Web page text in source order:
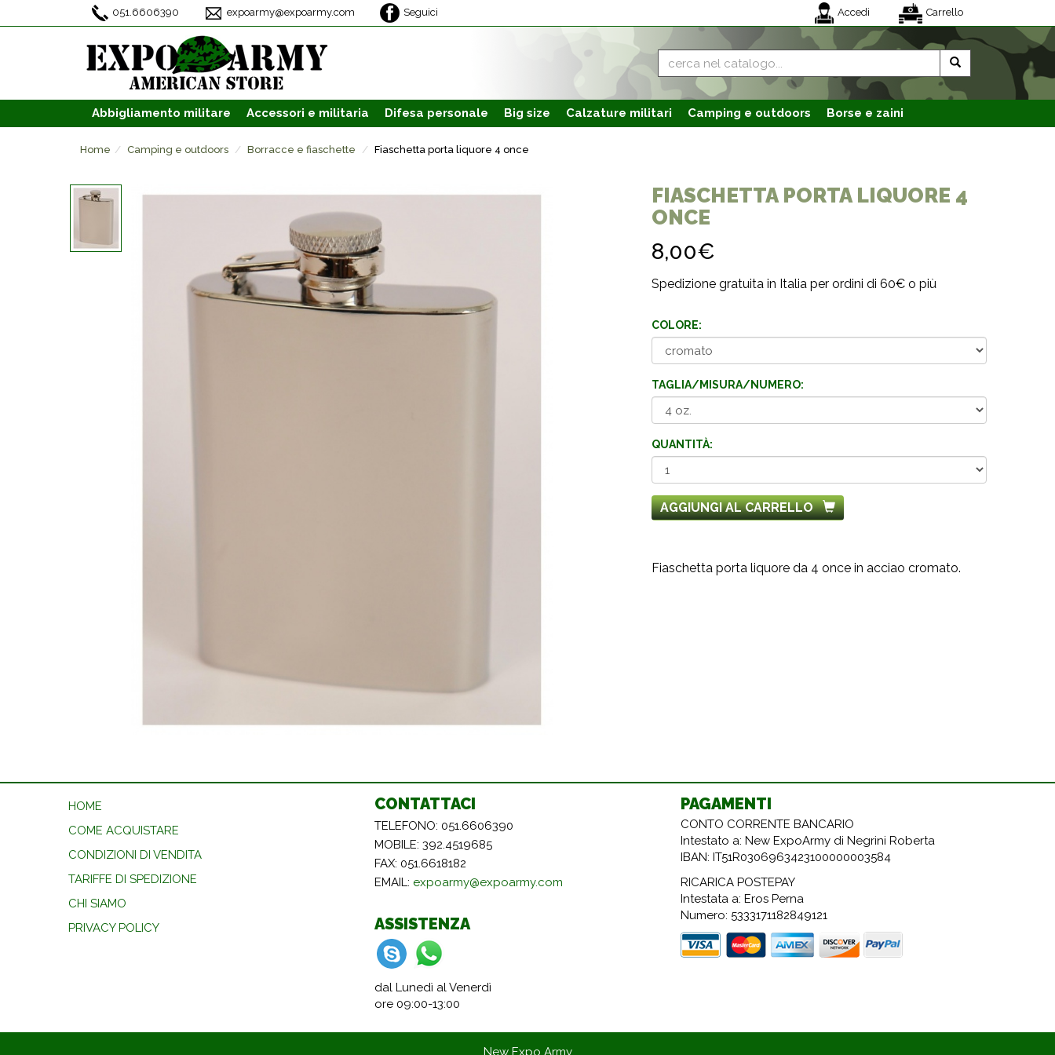
051.6606390 expoarmy@expoarmy.com Seguici Accedi Carrello
Abbigliamento militare Accessori e militaria Difesa personale Big size Calzature militari Camping e outdoors Borse e zaini
Home Camping e outdoors Borracce e fiaschette Fiaschetta porta liquore 4 once
FIASCHETTA PORTA LIQUORE 4
ONCE
8,00€
Spedizione gratuita in Italia per ordini di 60€ o più
COLORE:
TAGLIA/MISURA/NUMERO:
QUANTITÀ:
AGGIUNGI AL CARRELLO
Fiaschetta porta liquore da 4 once in acciao cromato.
HOME
COME ACQUISTARE
CONDIZIONI DI VENDITA
TARIFFE DI SPEDIZIONE
CHI SIAMO
PRIVACY POLICY
CONTATTACI
TELEFONO: 051.6606390
MOBILE: 392.4519685
FAX: 051.6618182
EMAIL: expoarmy@expoarmy.com
ASSISTENZA
dal Lunedì al Venerdì
ore 09:00-13:00
PAGAMENTI
CONTO CORRENTE BANCARIO
Intestato a: New ExpoArmy di Negrini Roberta
IBAN: IT51R0306963423100000003584
RICARICA POSTEPAY
Intestata a: Eros Perna
Numero: 5333171182849121